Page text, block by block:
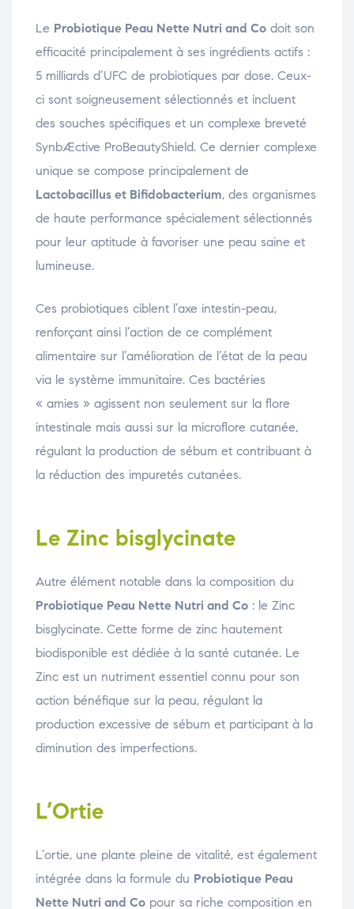
Le Probiotique Peau Nette Nutri and Co doit son
efficacité principalement à ses ingrédients actifs :
5 milliards d’UFC de probiotiques par dose. Ceux-
ci sont soigneusement sélectionnés et incluent
des souches spécifiques et un complexe breveté
SynbÆctive ProBeautyShield. Ce dernier complexe
unique se compose principalement de
Lactobacillus et Bifidobacterium, des organismes
de haute performance spécialement sélectionnés
pour leur aptitude à favoriser une peau saine et
lumineuse.
Ces probiotiques ciblent l’axe intestin-peau,
renforçant ainsi l’action de ce complément
alimentaire sur l’amélioration de l’état de la peau
via le système immunitaire. Ces bactéries
« amies » agissent non seulement sur la flore
intestinale mais aussi sur la microflore cutanée,
régulant la production de sébum et contribuant à
la réduction des impuretés cutanées.
Le Zinc bisglycinate
Autre élément notable dans la composition du
Probiotique Peau Nette Nutri and Co : le Zinc
bisglycinate. Cette forme de zinc hautement
biodisponible est dédiée à la santé cutanée. Le
Zinc est un nutriment essentiel connu pour son
action bénéfique sur la peau, régulant la
production excessive de sébum et participant à la
diminution des imperfections.
L’Ortie
L’ortie, une plante pleine de vitalité, est également
intégrée dans la formule du Probiotique Peau
Nette Nutri and Co pour sa riche composition en